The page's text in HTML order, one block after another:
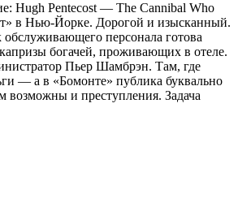
Hugh Pentecost — The Cannibal Who
в Нью-Йорке. Дорогой и изысканный.
обслуживающего персонала готова
богачей, проживающих в отеле.
Пьер Шамбрэн. Там, где
— а в «Бомонте» публика буквально
возможны и преступления. Задача